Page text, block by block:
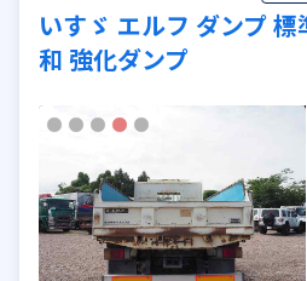
いすゞ エルフ ダンプ
和 強化ダンプ